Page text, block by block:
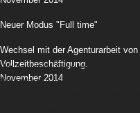
Neuer Modus "Full time"
Wechsel mit der Agenturarbeit
Vollzeitbeschäftigung.
November 2014
Wir benutzen Cookies
Wir nutzen Cookies auf unserer